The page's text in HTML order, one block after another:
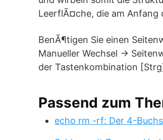
LeerflÃ¤che, die am Anfang
BenÃ¶tigen Sie einen
Manueller Wechsel ->
der Tastenkombination
Passend zum
echo rm -rf: Der 4-